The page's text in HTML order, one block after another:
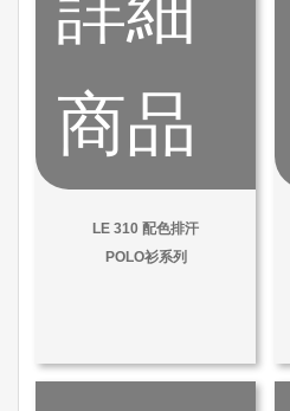
商品
LE 310 配色排汗
POLO衫系列